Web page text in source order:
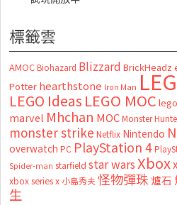
標籤雲
AMOC Biohazard Blizzard BrickHeadz
Potter hearthstone Iron Man
LEGO Ideas LEGO MOC
marvel Mhchan MOC Monster
monster strike Netflix Nintendo
overwatch PC PlayStation 4
Spider-man starfield star warsXbox
xbox series x 小島秀夫怪物彈珠 爐石
生